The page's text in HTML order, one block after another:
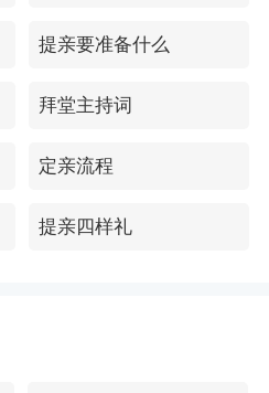
提亲要准备什么
拜堂主持词
定亲流程
提亲四样礼